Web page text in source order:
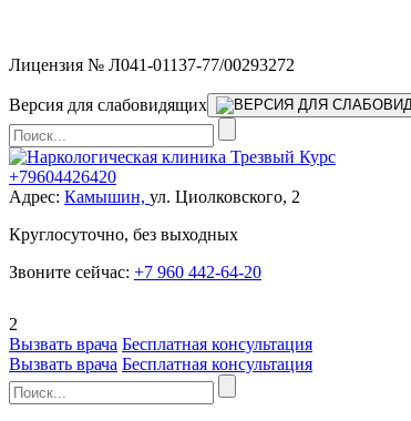
Лицензия № Л041-01137-77/00293272
Версия для слабовидящих
+79604426420
Адрес: Камышин, ул. Циолковского, 2
Круглосуточно, без выходных
Звоните сейчас: +7 960 442-64-20
2
Вызвать врача Бесплатная консультация
Вызвать врача Бесплатная консультация